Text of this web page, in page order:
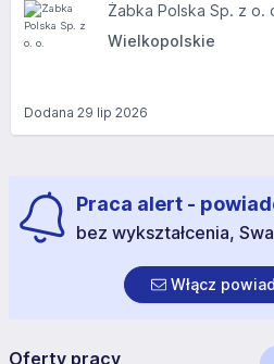
Żabka Polska Sp. z o.
Wielkopolskie
Dodana 29 lip 2026
Praca alert -
bez wykształcenia,
Włącz
Oferty pracy